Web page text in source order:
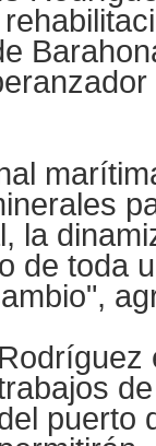
la
de toda
Rodríguez
puerto